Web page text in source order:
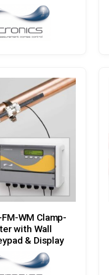
WM Clamp-
with Wall
& Display